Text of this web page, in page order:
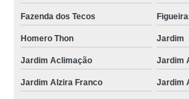
Fazenda dos Tecos
Homero Thon Jardim
Jardim Aclimação Jardim
Jardim Alzira Franco Jardim